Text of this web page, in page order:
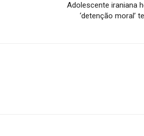
Adolescente iraniana
‘detenção moral’